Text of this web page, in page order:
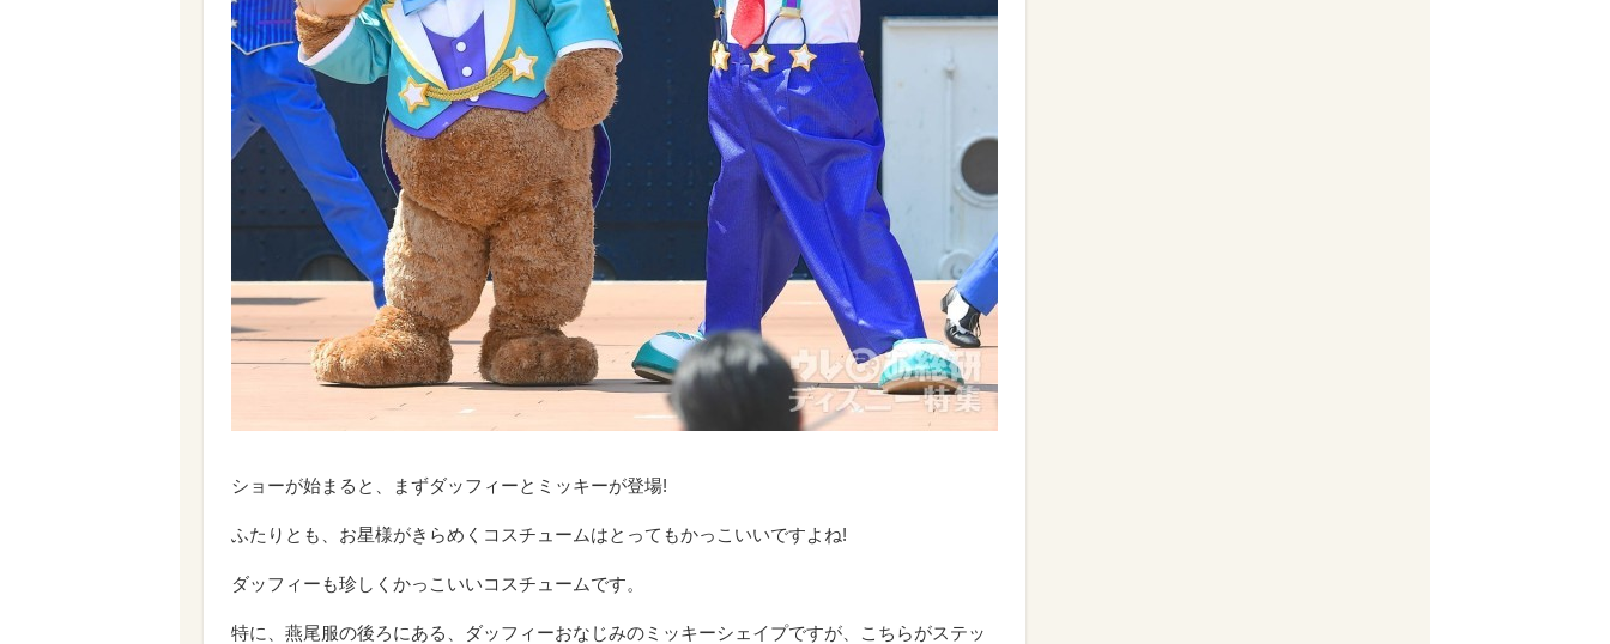
ショーが始まると、まずダッフィーとミッキーが登場!
ふたりとも、お星様がきらめくコスチュームはとってもかっこいいですよね!
ダッフィーも珍しくかっこいいコスチュームです。
特に、燕尾服の後ろにある、ダッフィーおなじみのミッキーシェイプですが、こちらがステッ